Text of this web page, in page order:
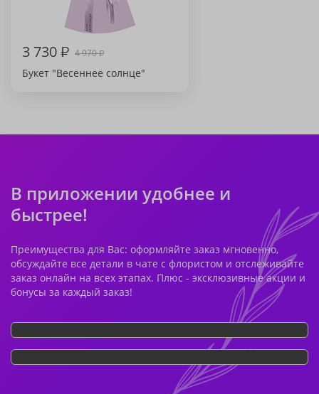
3 730₽ 4 970₽
Букет "Весеннее солнце"
В приложении удобнее и
быстрее!
Преимущества для Вас: оформляйте заказ мгновенно,
обсуждайте все детали в чате с флористом и отслеживайте
заказ онлайн на всех этапах. Плюс - эксклюзивные акции и
бонусы за каждый заказ!